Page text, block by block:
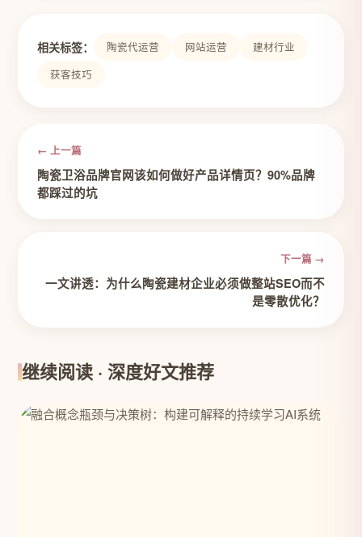
相关标签： 陶瓷代运营 网站运营
建材行业
获客技巧
← 上一篇
陶瓷卫浴品牌官网该如何做好产品详情页？90%品牌
都踩过的坑
下一篇 →
一文讲透：为什么陶瓷建材企业必须做整站SEO而不
是零散优化？
继续阅读 · 深度好文推荐